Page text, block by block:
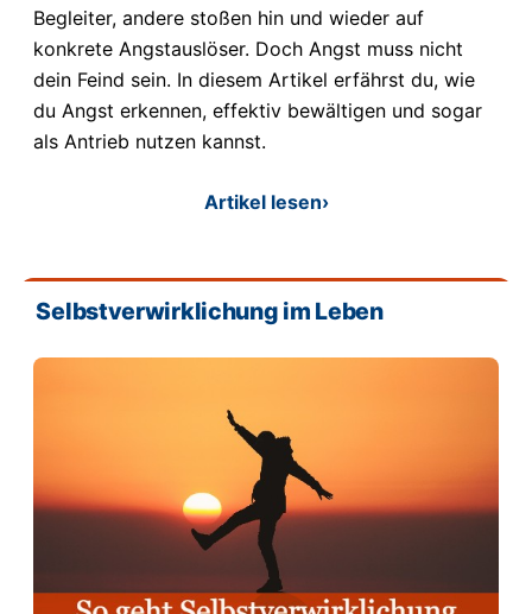
Begleiter, andere stoßen hin und wieder auf
konkrete Angstauslöser. Doch Angst muss nicht
dein Feind sein. In diesem Artikel erfährst du, wie
du Angst erkennen, effektiv bewältigen und sogar
als Antrieb nutzen kannst.
Artikel lesen›
Selbstverwirklichung im Leben